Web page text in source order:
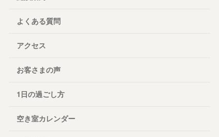
よくある質問
アクセス
お客さまの声
1日の過ごし方
空き室カレンダー